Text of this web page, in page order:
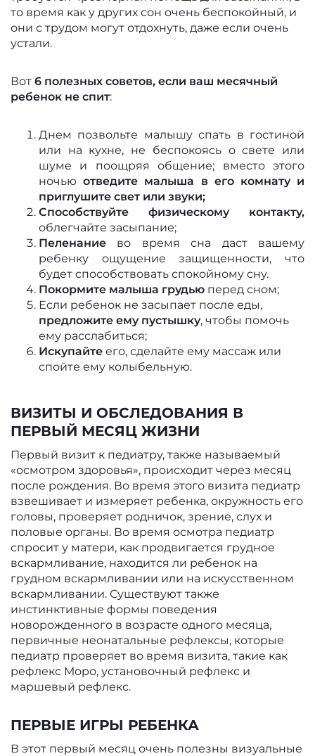
то время как у других сон очень беспокойный, и
они с трудом могут отдохнуть, даже если очень
устали.
Вот 6 полезных советов, если ваш месячный
ребенок не спит:
Днем позвольте малышу спать в гостиной
или на кухне, не беспокоясь о свете или
шуме и поощряя общение; вместо этого
ночьюотведите малыша в его комнату и
приглушите свет или звуки;
Способствуйте физическому контакту,
облегчайте засыпание;
Пеленание во время сна даст вашему
ребенку ощущение защищенности, что
будет способствовать спокойному сну.
Покормите малыша грудью перед сном;
Если ребенок не засыпает после еды,
предложите ему пустышку, чтобы помочь
ему расслабиться;
Искупайте его, сделайте ему массаж или
спойте ему колыбельную.
ВИЗИТЫ И ОБСЛЕДОВАНИЯ В
ПЕРВЫЙ МЕСЯЦ ЖИЗНИ
Первый визит к педиатру, также называемый
«осмотром здоровья», происходит через месяц
после рождения. Во время этого визита педиатр
взвешивает и измеряет ребенка, окружность его
головы, проверяет родничок, зрение, слух и
половые органы. Во время осмотра педиатр
спросит у матери, как продвигается грудное
вскармливание, находится ли ребенок на
грудном вскармливании или на искусственном
вскармливании. Существуют также
инстинктивные формы поведения
новорожденного в возрасте одного месяца,
первичные неонатальные рефлексы, которые
педиатр проверяет во время визита, такие как
рефлекс Моро, установочный рефлекс и
маршевый рефлекс.
ПЕРВЫЕ ИГРЫ РЕБЕНКА
В этот первый месяц очень полезны визуальные